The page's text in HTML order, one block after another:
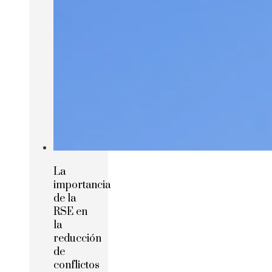
La
importancia
de la
RSE en
la
reducción
de
conflictos